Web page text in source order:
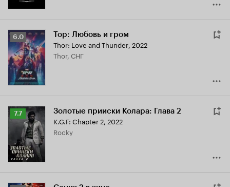
Рейтинг
Кинопоиска
6.0
6.0 Тор: Любовь и гром
Thor: Love and Thunder, 2022
Thor, СНГ
Рейтинг
Кинопоиска
7.7 Золотые прииски Колара: Глава 2
K.G.F: Chapter 2, 2022
Rocky